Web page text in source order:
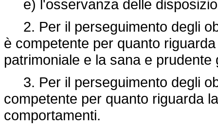
e) l'osservanza delle
2. Per il perseguimento degli
è competente per quanto
patrimoniale e la sana e
3. Per il perseguimento degli
competente per quanto riguarda
comportamenti.